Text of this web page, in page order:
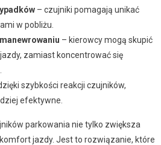
– czujniki pomagają unikać
w pobliżu.
– kierowcy mogą skupić
zamiast koncentrować się
szybkości reakcji czujników,
efektywne.
parkowania nie tylko zwiększa
jazdy. Jest to rozwiązanie, które